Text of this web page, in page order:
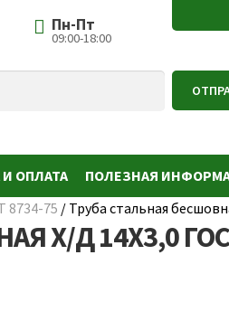
Пн-Пт
09:00-18:00
ОПЛАТА ПОЛЕЗНАЯ
8734-75 / Труба стальная
Х/Д 14Х3,0